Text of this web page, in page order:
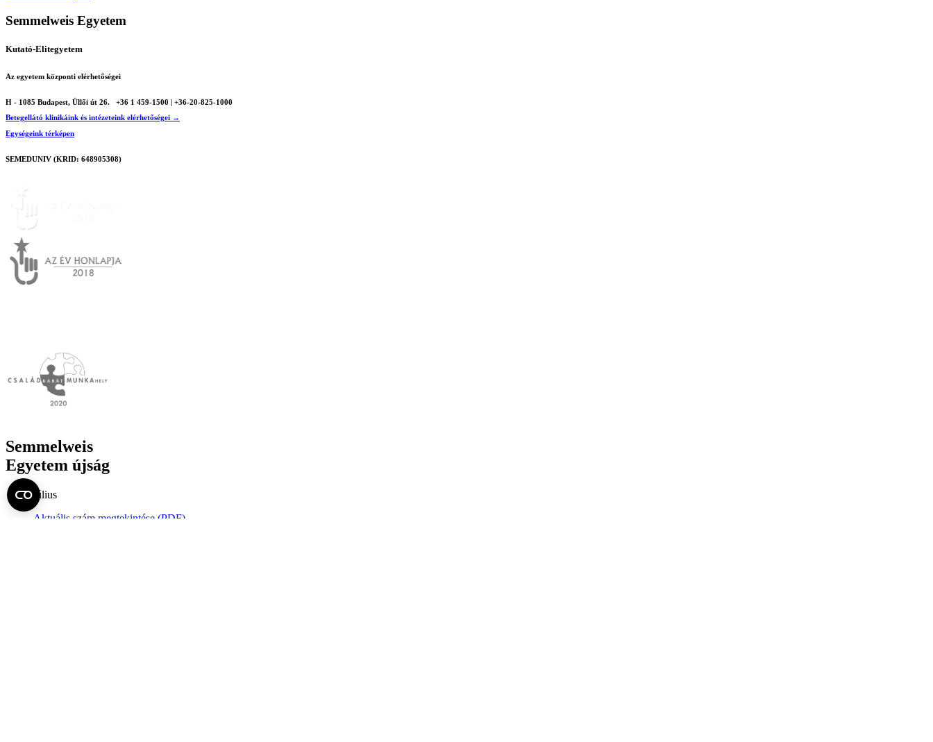
Semmelweis Egyetem
Kutató-Elitegyetem
Az egyetem központi elérhetőségei
H - 1085 Budapest, Üllői út 26.
+36 1 459-1500 | +36-20-825-1000
Betegellátó klinikáink és intézeteink elérhetőségei →
Egységeink térképen
SEMEDUNIV (KRID: 648905308)
Semmelweis
Egyetem újság
július
Aktuális szám megtekintése (PDF)